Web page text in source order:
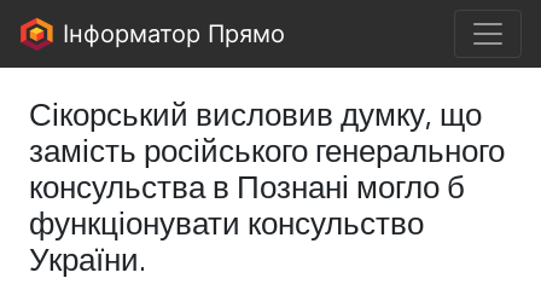
Інформатор Прямо
Сікорський висловив думку, що
замість російського генерального
консульства в Познані могло б
функціонувати консульство
України.